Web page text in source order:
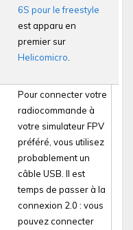
6S pour le freestyle
est apparu en
premier sur
Helicomicro
Pour connecter votre
radiocommande à
votre simulateur FPV
préféré, vous utilisez
probablement un
câble USB. Il est
temps de passer à la
connexion 2.0 : vous
pouvez connecter